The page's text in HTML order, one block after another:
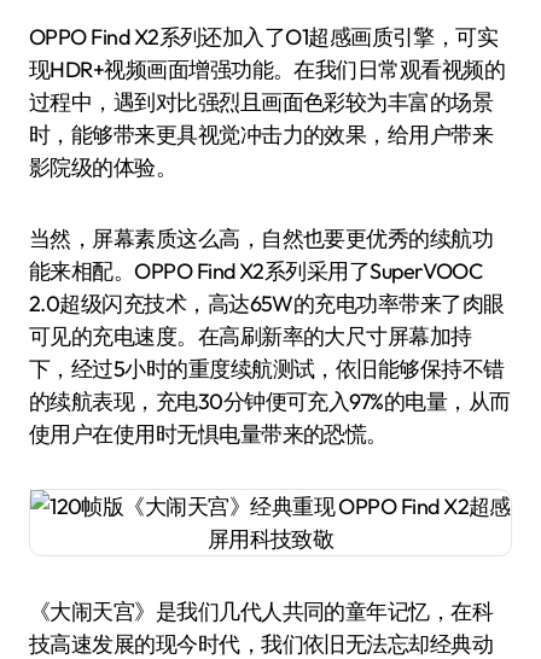
OPPO Find X2系列还加入了O1超感画质引擎，可实
现HDR+视频画面增强功能。在我们日常观看视频的
过程中，遇到对比强烈且画面色彩较为丰富的场景
时，能够带来更具视觉冲击力的效果，给用户带来
影院级的体验。
当然，屏幕素质这么高，自然也要更优秀的续航功
能来相配。OPPO Find X2系列采用了SuperVOOC
2.0超级闪充技术，高达65W的充电功率带来了肉眼
可见的充电速度。在高刷新率的大尺寸屏幕加持
下，经过5小时的重度续航测试，依旧能够保持不错
的续航表现，充电30分钟便可充入97%的电量，从而
使用户在使用时无惧电量带来的恐慌。
《大闹天宫》是我们几代人共同的童年记忆，在科
技高速发展的现今时代，我们依旧无法忘却经典动